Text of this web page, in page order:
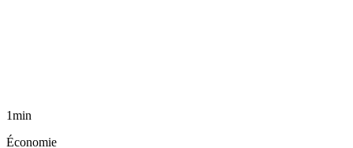
1min
Économie